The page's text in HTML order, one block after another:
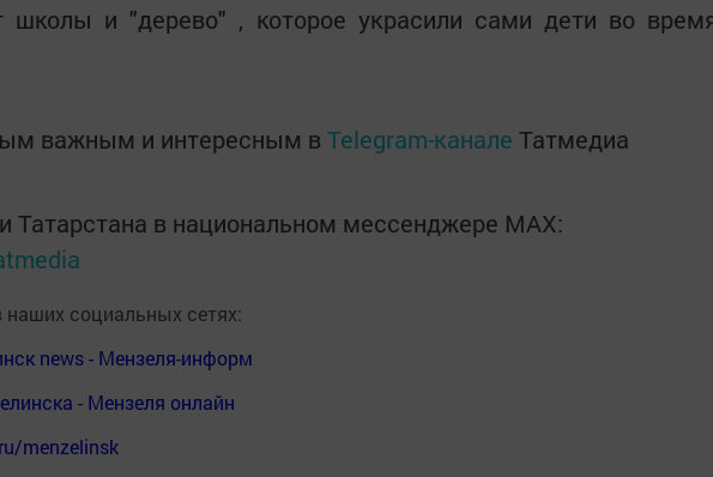
школы и "дерево" , которое украсили сами дети во
важным и интересным в Telegram-канале Татмедиа
Татарстана в национальном мессенджере MАХ:
наших социальных сетях:
news - Мензеля-информ
- Мензеля онлайн
menzelinsk